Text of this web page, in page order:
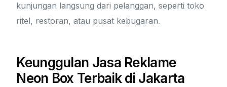
kunjungan langsung dari pelanggan, seperti toko
ritel, restoran, atau pusat kebugaran.
Keunggulan Jasa Reklame
Neon Box Terbaik di Jakarta